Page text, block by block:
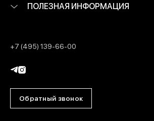
ПОЛЕЗНАЯ ИНФОРМАЦИЯ
+7 (495) 139-66-00
Обратный звонок